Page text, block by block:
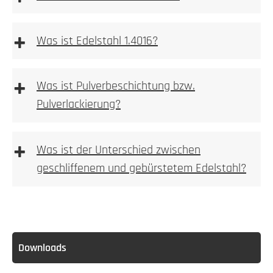
3. Bohren
3. Nische ausbrechen
5. Bohren
erfahren Sie hier
+ Was ist Edelstahl 1.4016?
+
Was ist Pulverbeschichtung bzw.
Pulverlackierung?
+
Was ist der Unterschied zwischen
geschliffenem und gebürstetem Edelstahl?
Downloads